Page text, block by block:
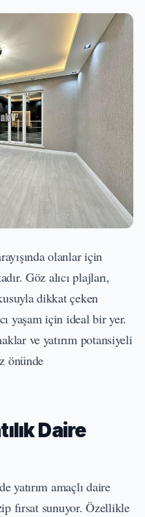
olanlar için
Göz alıcı plajları,
dikkat çeken
yaşam için ideal bir yer.
ve yatırım potansiyeli
önünde
Daire
yatırım amaçlı daire
fırsat sunuyor. Özellikle